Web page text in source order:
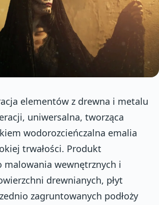
elementów z drewna i metalu
uniwersalna, tworząca
wodorozcieńczalna emalia
trwałości. Produkt
malowania wewnętrznych i
drewnianych, płyt
zagruntowanych podłoży